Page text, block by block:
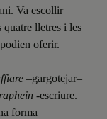
Va escollir
quatre lletres i les
oferir.
–gargotejar–
-escriure.
forma